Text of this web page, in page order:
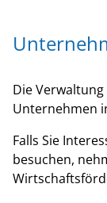
Die
Unternehmen
Falls Sie
besuchen,